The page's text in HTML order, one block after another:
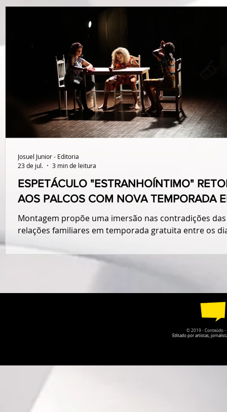
ESPETÁCULO "ESTRANHOÍNTIMO"
AOS PALCOS COM NOVA TEMPORADA
ARNIQUEIRA - DF
Montagem propõe uma imersão nas contradições das
relações familiares em temporada gratuita entre os
Josuel Junior - Editoria
23 de jul.
3 min de leitura
© 2019 - Conteúdo -
Editado por artistas,